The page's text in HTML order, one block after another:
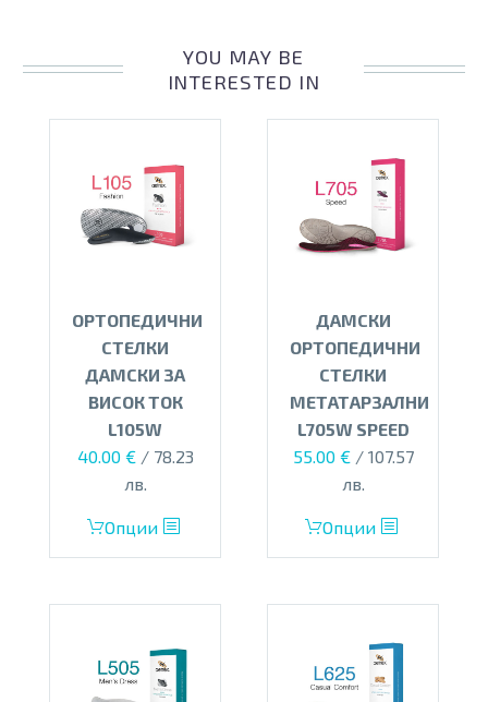
YOU MAY BE
INTERESTED IN
ОРТОПЕДИЧНИ
СТЕЛКИ
ДАМСКИ ЗА
ВИСОК ТОК
L105W
40.00 € / 78.23
лв.
Опции
This
product
multiple
The
options
ДАМСКИ
ОРТОПЕДИЧНИ
СТЕЛКИ
МЕТАТАРЗАЛНИ
L705W SPEED
55.00 € / 107.57
лв.
Опции
This
product
multiple
The
options